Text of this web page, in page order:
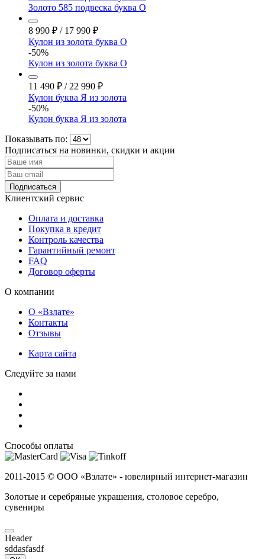
Золото 585 подвеска буква О
8 990 ₽ / 17 990 ₽
Кулон из золота буква О
-50%
Кулон из золота буква О
11 490 ₽ / 22 990 ₽
Кулон буква Я из золота
-50%
Кулон буква Я из золота
Показывать по:
Подписаться на новинки, скидки и акции
Подписаться
Клиентский сервис
Оплата и доставка
Покупка в кредит
Контроль качества
Гарантийный ремонт
FAQ
Договор оферты
О компании
О «Взлате»
Контакты
Отзывы
Карта сайта
Следуйте за нами
Способы оплаты
2011-2015 © ООО «Взлате» - ювелирный интернет-магазин
Золотые и серебряные украшения, столовое серебро,
сувениры
Header
sddasfasdf